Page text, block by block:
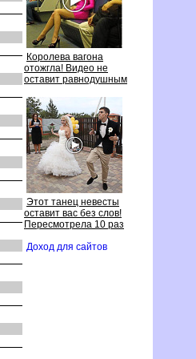
Королева вагона
отожгла! Видео не
оставит равнодушным
Этот танец невесты
оставит вас без слов!
Пересмотрела 10 раз
Доход для сайто